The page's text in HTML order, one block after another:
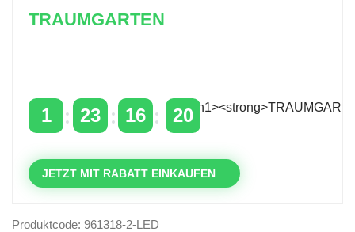
TRAUMGARTEN
1 23 16 19
JETZT MIT RABATT EINKAUFEN
Produktcode: 961318-2-LED